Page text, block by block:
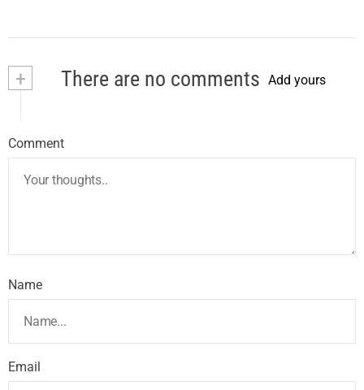
+ There are no comments Add yours
Comment
Name
Email